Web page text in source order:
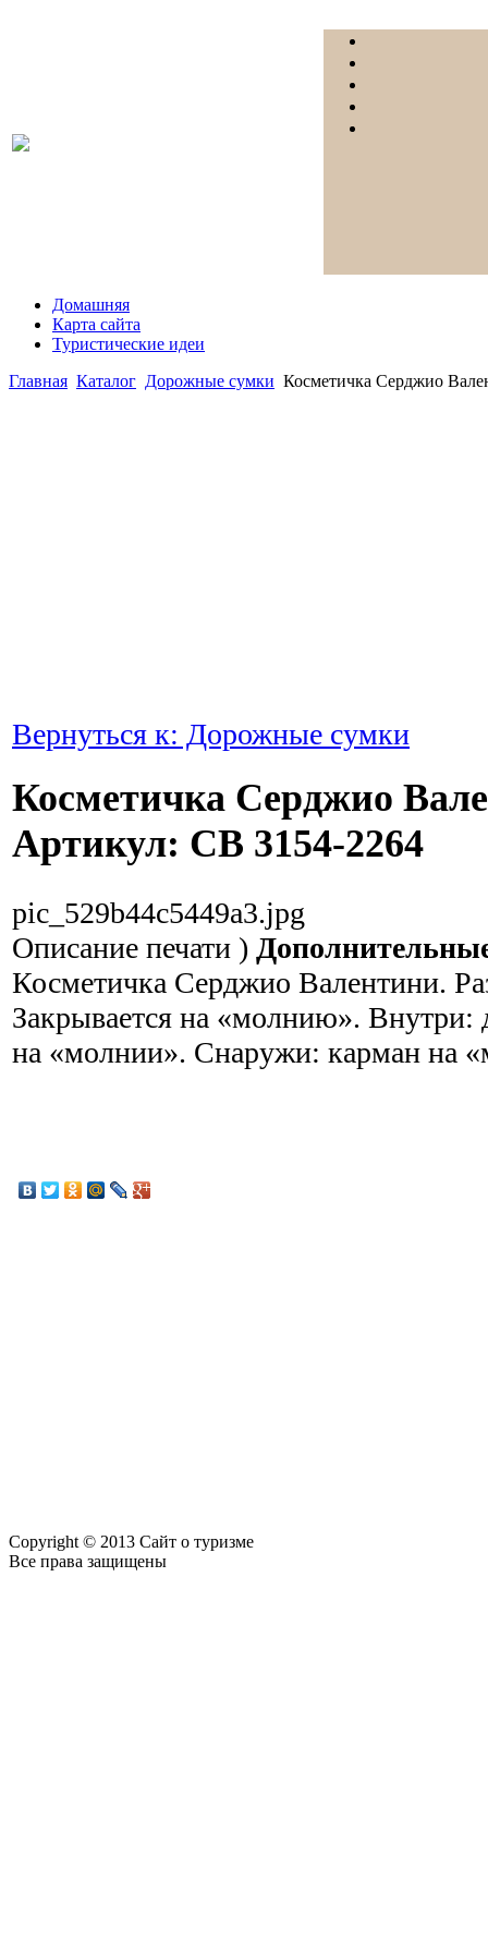
Домашняя
Карта сайта
Туристические идеи
Главная Каталог Дорожные сумки Косметичка Серджио
Вернуться к: Дорожные сумки
Косметичка Серджио
Артикул: СВ 3154-2264
pic_529b44c5449a3.jpg
Описание печати )
Косметичка Серджио Валентини.
Закрывается на «молнию». Внутри:
на «молнии». Снаружи: карман на
Copyright © 2013 Сайт о туризме
Все права защищены